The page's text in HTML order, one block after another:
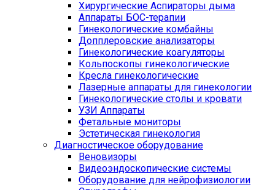
Хирургические Аспираторы дыма
Аппараты БОС-терапии
Гинекологические комбайны
Допплеровские анализаторы
Гинекологические коагуляторы
Кольпоскопы гинекологические
Кресла гинекологические
Лазерные аппараты для гинекологии
Гинекологические столы и кровати
УЗИ Аппараты
Фетальные мониторы
Эстетическая гинекология
Диагностическое оборудование
Веновизоры
Видеоэндоскопические системы
Оборудование для нейрофизиологии